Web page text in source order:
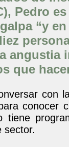
Pedro
“y
angustia
que
con
conocer
tiene
sector.